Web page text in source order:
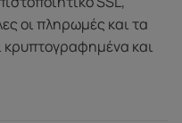
οι πληρωμές και τα
κρυπτογραφημένα και